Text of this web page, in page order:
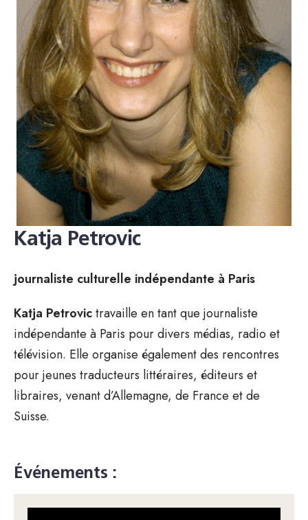
Katja Petrovic
journaliste culturelle indépendante à Paris
Katja Petrovictravaille en tant que journaliste
indépendante à Paris pour divers médias, radio et
télévision. Elle organise également des rencontres
pour jeunes traducteurs littéraires, éditeurs et
libraires, venant d’Allemagne, de France et de
Suisse.
Événements :